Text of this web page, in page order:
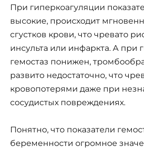
При гиперкоагуляции
высокие, происходит
сгустков крови, что чревато
инсульта или инфаркта. А при
гемостаз понижен,
развито недостаточно, что
кровопотерями даже при
сосудистых повреждениях.
Понятно, что показатели
беременности огромное